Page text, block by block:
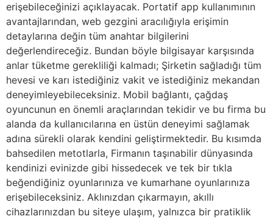
erişebileceğinizi açıklayacak. Portatif app kullanımının
avantajlarından, web gezgini aracılığıyla erişimin
detaylarına değin tüm anahtar bilgilerini
değerlendireceğiz. Bundan böyle bilgisayar karşısında
anlar tüketme gerekliliği kalmadı; Şirketin sağladığı tüm
hevesi ve karı istediğiniz vakit ve istediğiniz mekandan
deneyimleyebileceksiniz. Mobil bağlantı, çağdaş
oyuncunun en önemli araçlarından tekidir ve bu firma bu
alanda da kullanıcılarına en üstün deneyimi sağlamak
adına sürekli olarak kendini geliştirmektedir. Bu kısımda
bahsedilen metotlarla, Firmanın taşınabilir dünyasında
kendinizi evinizde gibi hissedecek ve tek bir tıkla
beğendiğiniz oyunlarınıza ve kumarhane oyunlarınıza
erişebileceksiniz. Aklınızdan çıkarmayın, akıllı
cihazlarınızdan bu siteye ulaşım, yalnızca bir pratiklik